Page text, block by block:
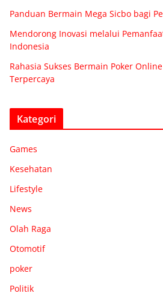
Panduan Bermain Mega Sicbo bagi
Mendorong Inovasi melalui
Indonesia
Rahasia Sukses Bermain Poker
Terpercaya
Kategori
Games
Kesehatan
Lifestyle
News
Olah Raga
Otomotif
poker
Politik